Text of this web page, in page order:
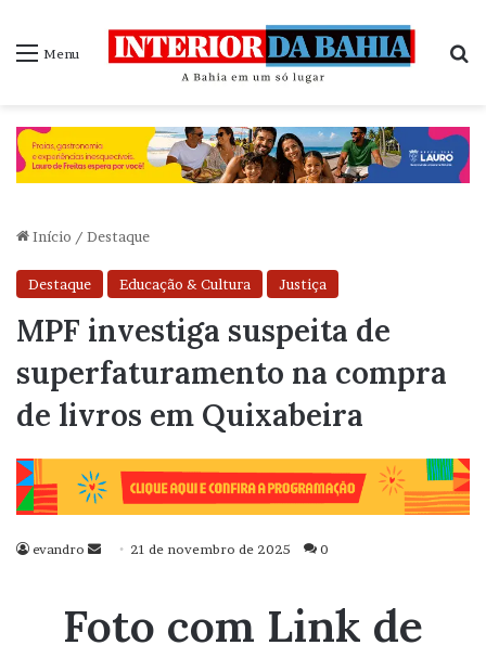
Menu
Início / Destaque
Destaque Educação & Cultura Justiça
MPF investiga suspeita de
superfaturamento na compra
de livros em Quixabeira
evandro
Mande
mail
21 de novembro de 2025 0
Foto com Link de